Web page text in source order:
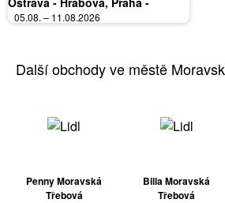
Bořanovice, Jilemnice, Karlovy
Vary, Olomouc, Pardubice, Zlín,
05.08. – 11.08.2026
Další obchody ve městě
Penny Moravská
Třebová
Billa Moravská
Třebová